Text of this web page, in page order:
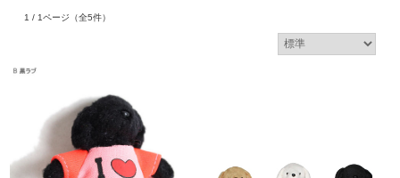
1 / 1ページ （全5件）